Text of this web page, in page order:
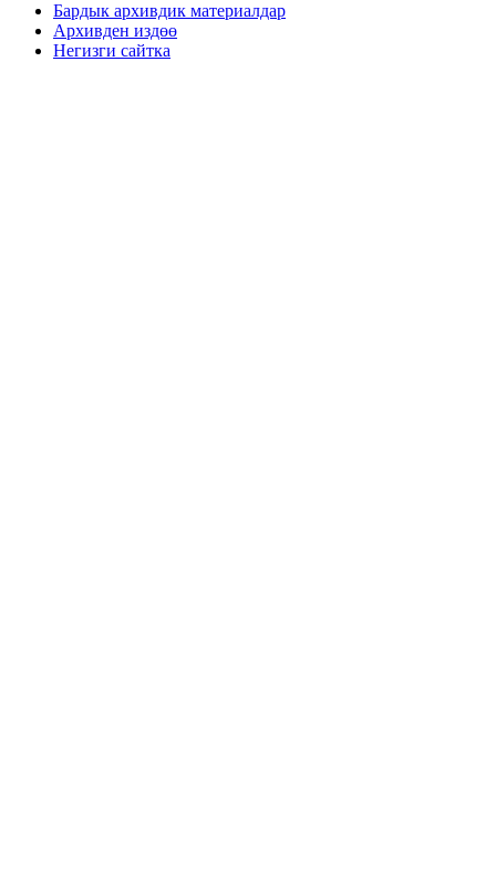
Бардык архивдик материалдар
Архивден издөө
Негизги сайтка